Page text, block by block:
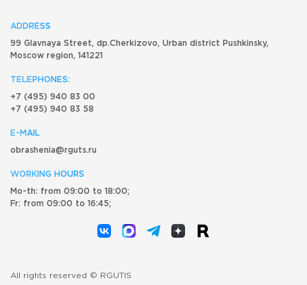
ADDRESS
99 Glavnaya Street, dp.Cherkizovo, Urban district Pushkinsky,
Moscow region, 141221
TELEPHONES:
+7 (495) 940 83 00
+7 (495) 940 83 58
E-MAIL
obrashenia@rguts.ru
WORKING HOURS
Mo-th: from 09:00 to 18:00;
Fr: from 09:00 to 16:45;
All rights reserved © RGUTIS